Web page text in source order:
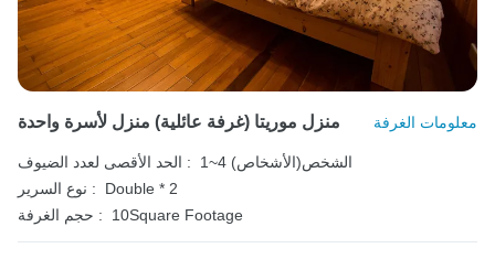
منزل موريتا (غرفة عائلية) منزل لأسرة واحدة معلومات الغرفة
الحد الأقصى لعدد الضيوف :
1~4 الشخص(الأشخاص)
نوع السرير :
Double * 2
حجم الغرفة :
10Square Footage